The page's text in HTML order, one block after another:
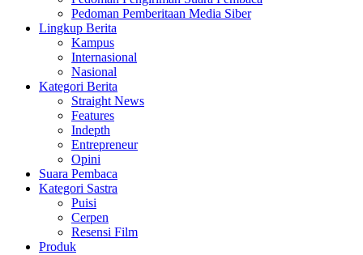
Pedoman Pemberitaan Media Siber
Lingkup Berita
Kampus
Internasional
Nasional
Kategori Berita
Straight News
Features
Indepth
Entrepreneur
Opini
Suara Pembaca
Kategori Sastra
Puisi
Cerpen
Resensi Film
Produk